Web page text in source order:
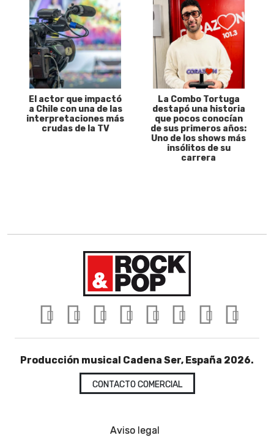
El actor que impactó
a Chile con una de las
interpretaciones más
crudas de la TV
La Combo Tortuga
destapó una historia
que pocos conocían
de sus primeros años:
Uno de los shows más
insólitos de su
carrera
Producción musical Cadena Ser, España 2026.
CONTACTO COMERCIAL
Aviso legal